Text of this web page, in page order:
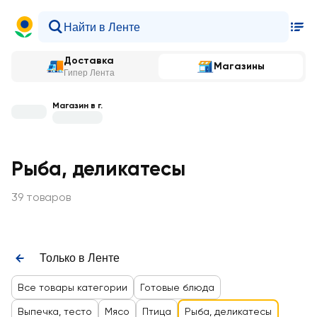
Доставка
Гипер Лента
Магазины
Магазин в г.
Рыба, деликатесы
39 товаров
Только в Ленте
Все товары категории Готовые блюда
Выпечка, тесто Мясо Птица Рыба, деликатесы